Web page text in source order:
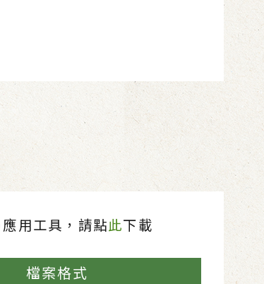
用工具，請點此下載
檔案格式